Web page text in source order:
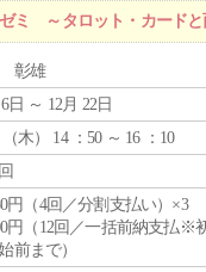
ミ ～タロット・カード
彰雄
日 ～ 12月 22日
木） 14 ：50 ～ 16 ：10
円（4回／分割支払い）×3
円（12回／一括前納支払※
前まで）